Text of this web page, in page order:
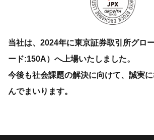
当社は、2024年に東京証券取引所グロ
ード:150A）へ上場いたしました。
今後も社会課題の解決に向けて、誠実
んでまいります。